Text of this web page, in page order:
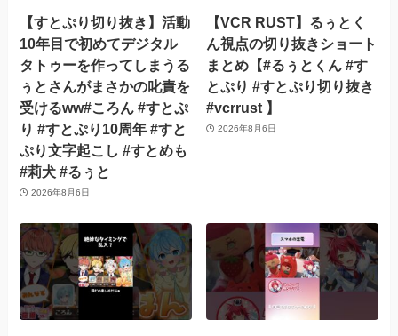
【すとぷり切り抜き】活動
10年目で初めてデジタル
タトゥーを作ってしまうる
ぅとさんがまさかの叱責を
受けるww#ころん #すとぷ
り #すとぷり10周年 #すと
ぷり文字起こし #すとめも
#莉犬 #るぅと
2026年8月6日
【VCR RUST】るぅとく
ん視点の切り抜きショート
まとめ【#るぅとくん #す
とぷり #すとぷり切り抜き
#vcrrust 】
2026年8月6日